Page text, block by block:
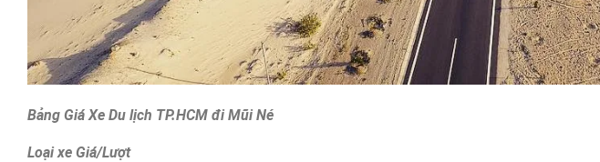
Bảng Giá Xe Du lịch TP.HCM đi Mũi Né
Loại xe Giá/Lượt